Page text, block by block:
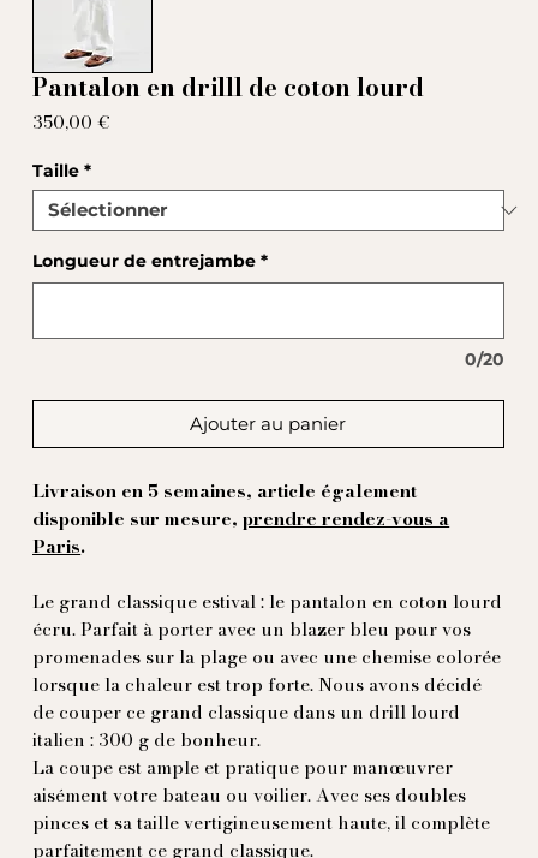
Pantalon en drilll de coton lourd
350,00 €
Taille *
Longueur de entrejambe *
0/20
Ajouter au panier
Livraison en 5 semaines, article également
disponible sur mesure,prendre rendez-vous a
Paris.
Le grand classique estival : le pantalon en coton lourd
écru. Parfait à porter avec un blazer bleu pour vos
promenades sur la plage ou avec une chemise colorée
lorsque la chaleur est trop forte. Nous avons décidé
de couper ce grand classique dans un drill lourd
italien : 300 g de bonheur.
La coupe est ample et pratique pour manœuvrer
aisément votre bateau ou voilier. Avec ses doubles
pinces et sa taille vertigineusement haute, il complète
parfaitement ce grand classique.